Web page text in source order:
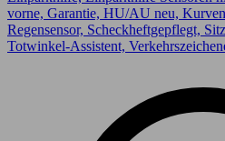
vorne, Garantie, HU/AU neu,
Regensensor, Scheckheftgepflegt,
Totwinkel-Assistent,